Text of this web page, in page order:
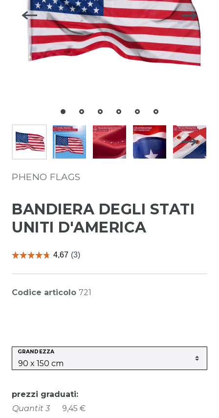
PHENO FLAGS
BANDIERA DEGLI STATI
UNITI D'AMERICA
Codice articolo 721
GRANDEZZA
prezzi graduati:
Quantit 3
9,45 €